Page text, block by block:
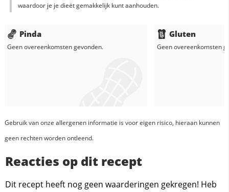
waardoor je je dieët gemakkelijk kunt aanhouden.
Pinda
Geen overeenkomsten gevonden.
Gluten
Geen overeenkomsten
Gebruik van onze allergenen informatie is voor eigen risico, hieraan kunnen
geen rechten worden ontleend.
Reacties op dit recept
Dit recept heeft nog geen waarderingen gekregen! Heb